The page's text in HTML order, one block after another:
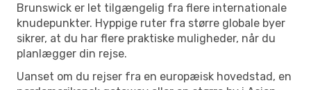
Brunswick er let tilgængelig fra flere internationale
knudepunkter. Hyppige ruter fra større globale byer
sikrer, at du har flere praktiske muligheder, når du
planlægger din rejse.
Uanset om du rejser fra en europæisk hovedstad, en